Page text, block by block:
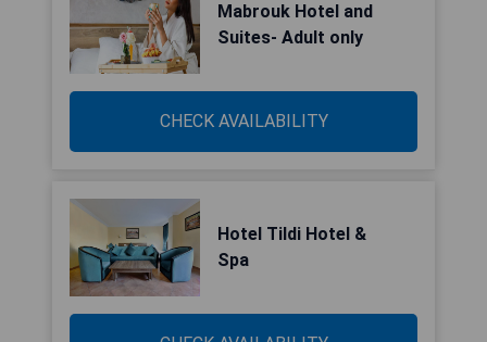
Mabrouk Hotel and
Suites- Adult only
CHECK AVAILABILITY
Hotel Tildi Hotel &
Spa